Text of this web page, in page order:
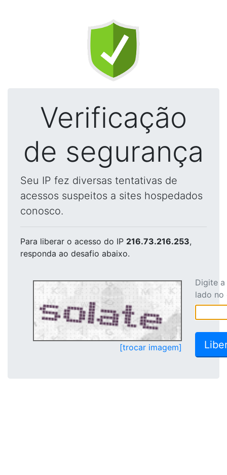
Verificação
de segurança
Seu IP fez diversas tentativas de
acessos suspeitos a sites hospedados
conosco.
Para liberar o acesso do IP 216.73.216.253,
responda ao desafio abaixo.
[trocar imagem]
Digite
lado no